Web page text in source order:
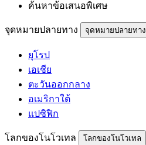
ค้นหาข้อเสนอพิเศษ
จุดหมายปลายทาง จุดหมายปลายทาง
ยุโรป
เอเชีย
ตะวันออกกลาง
อเมริกาใต้
แปซิฟิก
โลกของโนโวเทล โลกของโนโวเทล